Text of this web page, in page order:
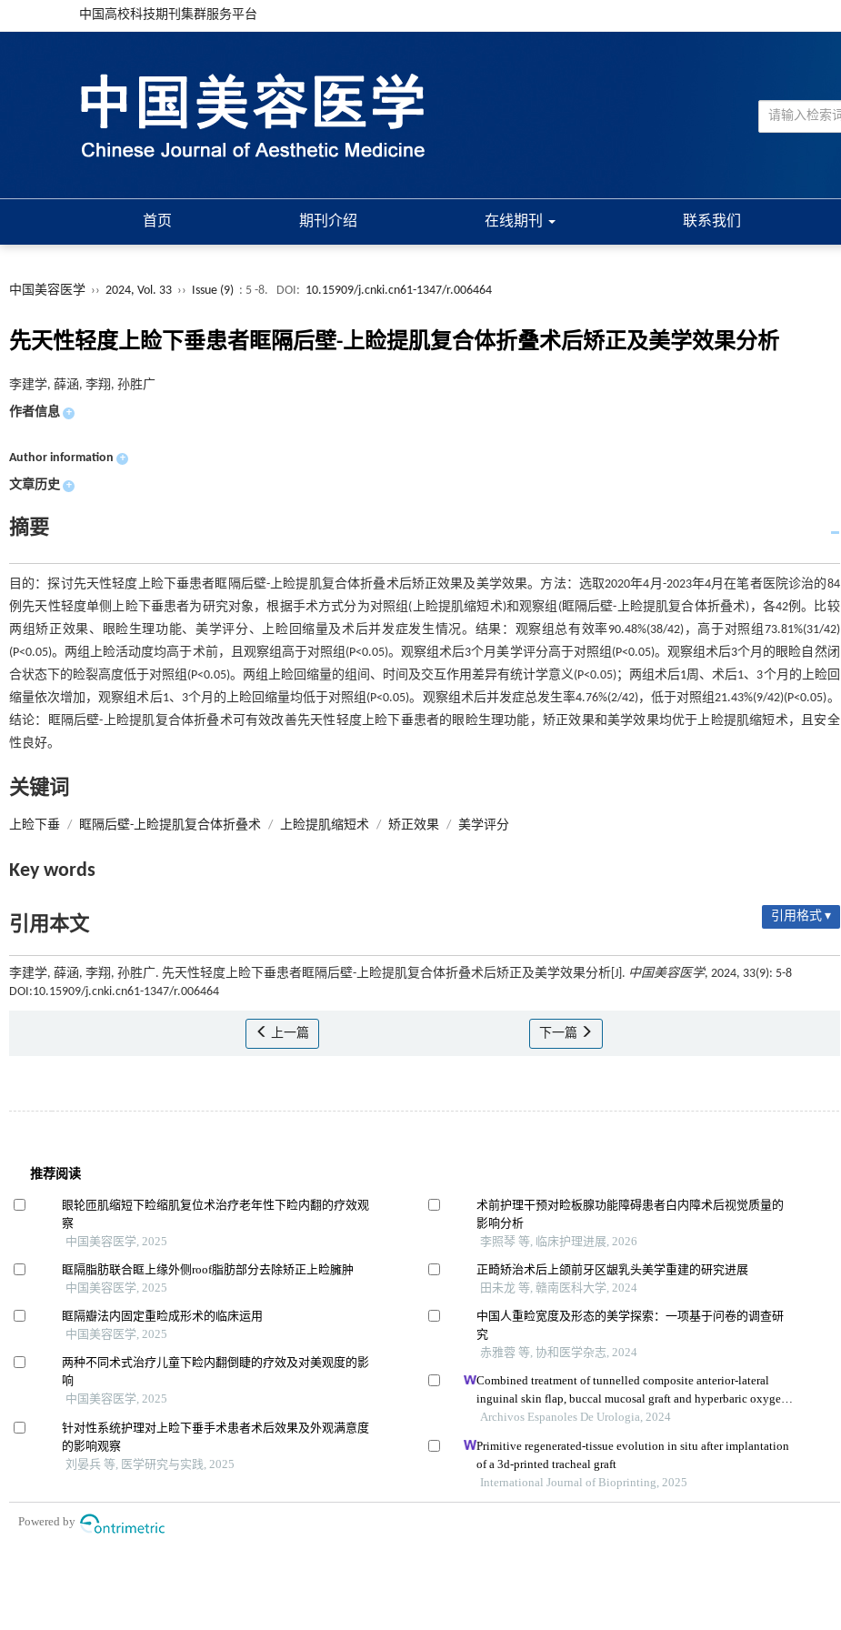
中国高校科技期刊集群服务平台
首页 期刊介绍 在线期刊 联系我们
中国美容医学 ›› 2024, Vol. 33 ›› Issue (9) : 5 -8. DOI: 10.15909/j.cnki.cn61-1347/r.006464
先天性轻度上睑下垂患者眶隔后壁-上睑提肌复合体折叠术后矫正及美学效果分析
李建学, 薛涵, 李翔, 孙胜广
作者信息 +
Author information +
文章历史 +
摘要
目的：探讨先天性轻度上睑下垂患者眶隔后壁-上睑提肌复合体折叠术后矫正效果及美学效果。方法：选取2020年4月-2023年4月在笔者医院诊治的84
例先天性轻度单侧上睑下垂患者为研究对象，根据手术方式分为对照组(上睑提肌缩短术)和观察组(眶隔后壁-上睑提肌复合体折叠术)，各42例。比较
两组矫正效果、眼睑生理功能、美学评分、上睑回缩量及术后并发症发生情况。结果：观察组总有效率90.48%(38/42)，高于对照组73.81%(31/42)
(P<0.05)。两组上睑活动度均高于术前，且观察组高于对照组(P<0.05)。观察组术后3个月美学评分高于对照组(P<0.05)。观察组术后3个月的眼睑自然闭
合状态下的睑裂高度低于对照组(P<0.05)。两组上睑回缩量的组间、时间及交互作用差异有统计学意义(P<0.05)；两组术后1周、术后1、3个月的上睑回
缩量依次增加，观察组术后1、3个月的上睑回缩量均低于对照组(P<0.05)。观察组术后并发症总发生率4.76%(2/42)，低于对照组21.43%(9/42)(P<0.05)。
结论：眶隔后壁-上睑提肌复合体折叠术可有效改善先天性轻度上睑下垂患者的眼睑生理功能，矫正效果和美学效果均优于上睑提肌缩短术，且安全
性良好。
关键词
上睑下垂 / 眶隔后壁-上睑提肌复合体折叠术 / 上睑提肌缩短术 / 矫正效果 / 美学评分
Key words
引用本文 引用格式 ▾
李建学, 薛涵, 李翔, 孙胜广. 先天性轻度上睑下垂患者眶隔后壁-上睑提肌复合体折叠术后矫正及美学效果分析[J]. 中国美容医学, 2024, 33(9): 5-8
DOI:10.15909/j.cnki.cn61-1347/r.006464
上一篇 下一篇